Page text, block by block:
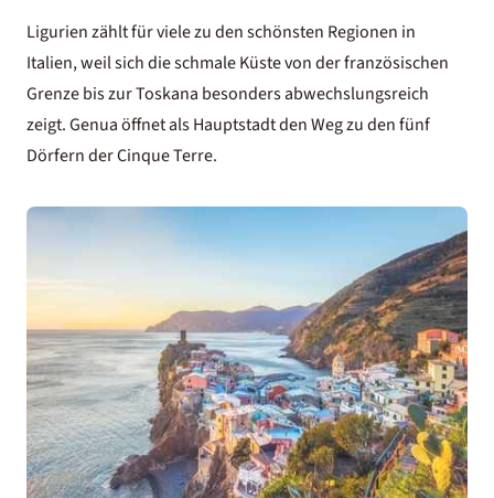
Ligurienzählt für viele zu den schönsten Regionen in
Italien, weil sich die schmale Küste von der französischen
Grenze bis zur Toskana besonders abwechslungsreich
zeigt. Genua öffnet als Hauptstadt den Weg zu den fünf
Dörfern der Cinque Terre.